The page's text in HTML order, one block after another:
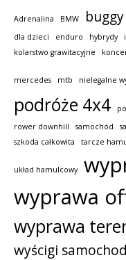
Adrenalina BMW buggy
dla dzieci
enduro hybrydy
kolarstwo grawitacyjne
mercedes mtb nielegalne
podróże 4x4
rower downhill
samochód
szkoda całkowita
tarcze
układ hamulcowy
wyprawa
wyprawa
wyścigi